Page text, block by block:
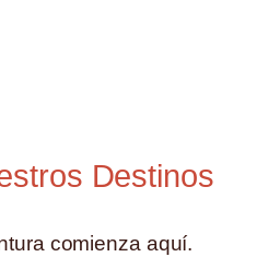
Destinos
comienza aquí.